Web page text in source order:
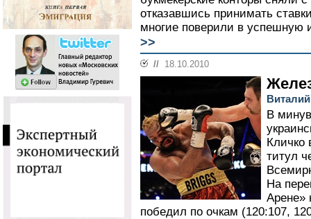
отказавшись принимать
многие поверили в успешную
>>
// 18.10.2010
В
Кличко
титул
На
Арене»
победил по очкам (120:107,